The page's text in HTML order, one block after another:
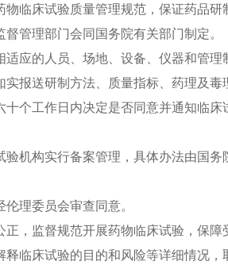
床试验质量管理规范，保证药品研
管理部门会同国务院有关部门制定。
的人员、场地、设备、仪器和管理
送研制方法、质量指标、药理及毒
个工作日内决定是否同意并通知临
构实行备案管理，具体办法由国务
理委员会审查同意。
监督规范开展药物临床试验，保障
床试验的目的和风险等详细情况，